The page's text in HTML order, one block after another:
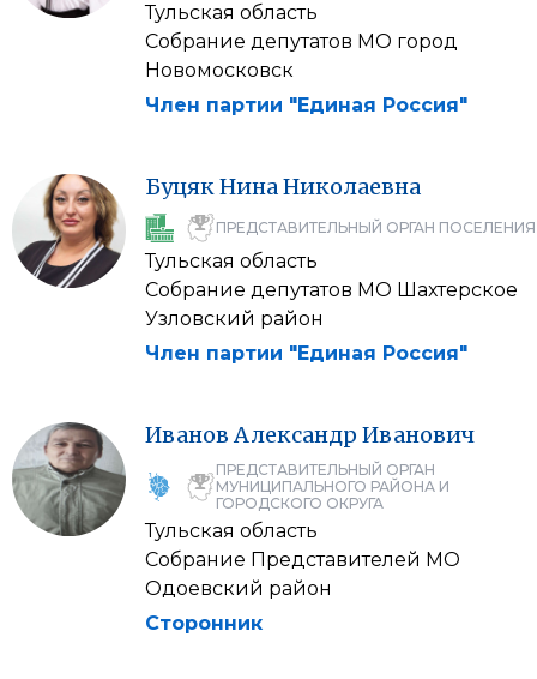
Тульская область
Собрание депутатов МО город
Новомосковск
Член партии "Единая Россия"
БуцякНинаНиколаевна
ПРЕДСТАВИТЕЛЬНЫЙ ОРГАН ПОСЕЛЕНИЯ
Тульская область
Собрание депутатов МО Шахтерское
Узловский район
Член партии "Единая Россия"
Иванов Александр Иванович
ПРЕДСТАВИТЕЛЬНЫЙ ОРГАН
МУНИЦИПАЛЬНОГО РАЙОНА И
ГОРОДСКОГО ОКРУГА
Тульская область
Собрание Представителей МО
Одоевский район
Сторонник